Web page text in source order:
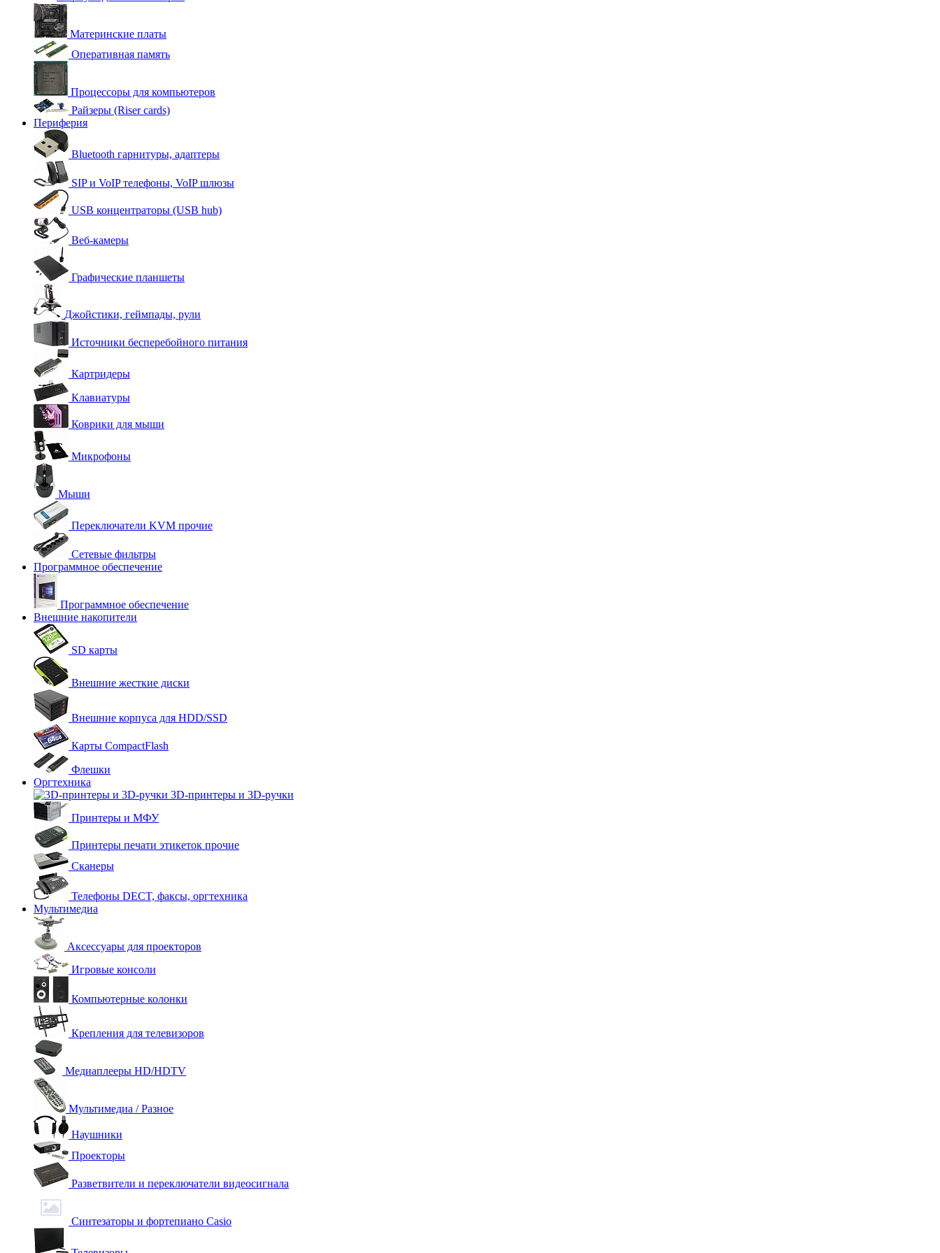
Материнские платы
Оперативная память
Процессоры для компьютеров
Райзеры (Riser cards)
Периферия
Bluetooth гарнитуры, адаптеры
SIP и VoIP телефоны, VoIP шлюзы
USB концентраторы (USB hub)
Веб-камеры
Графические планшеты
Джойстики, геймпады, рули
Источники бесперебойного питания
Картридеры
Клавиатуры
Коврики для мыши
Микрофоны
Мыши
Переключатели KVM прочие
Сетевые фильтры
Программное обеспечение
Программное обеспечение
Внешние накопители
SD карты
Внешние жесткие диски
Внешние корпуса для HDD/SSD
Карты CompactFlash
Флешки
Оргтехника
3D-принтеры и 3D-ручки
Принтеры и МФУ
Принтеры печати этикеток прочие
Сканеры
Телефоны DECT, факсы, оргтехника
Мультимедиа
Аксессуары для проекторов
Игровые консоли
Компьютерные колонки
Крепления для телевизоров
Медиаплееры HD/HDTV
Мультимедиа / Разное
Наушники
Проекторы
Разветвители и переключатели видеосигнала
Синтезаторы и фортепиано Casio